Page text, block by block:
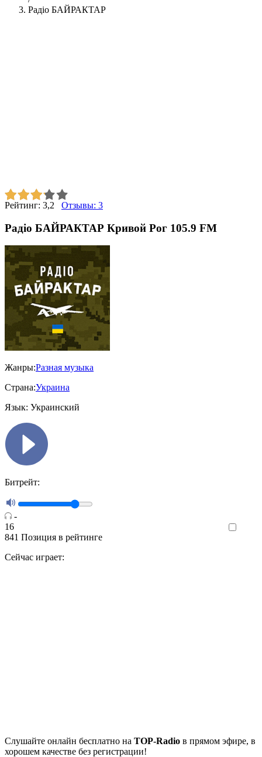
Радіо БАЙРАКТАР
Рейтинг: 3,2 Отзывы: 3
Радіо БАЙРАКТАР Кривой Рог 105.9 FM
Жанры:Разная музыка
Страна:Украина
Язык: Украинский
Битрейт:
-
16
841 Позиция в рейтинге
Сейчас играет:
Cлушайте онлайн бесплатно на TOP-Radio в прямом эфире, в
хорошем качестве без регистрации!